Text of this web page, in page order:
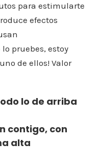
para estimularte
efectos
pruebes, estoy
de ellos! Valor
lo de arriba
contigo, con
alta